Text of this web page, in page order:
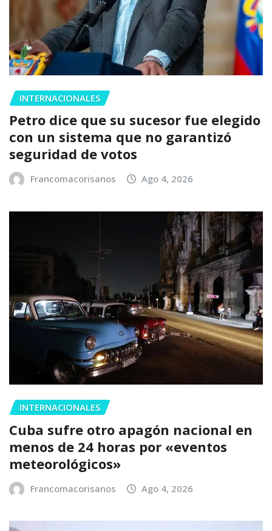
INTERNACIONALES
Petro dice que su sucesor fue elegido
con un sistema que no garantizó
seguridad de votos
Francomacorisanos Ago 4, 2026
INTERNACIONALES
Cuba sufre otro apagón nacional en
menos de 24 horas por «eventos
meteorológicos»
Francomacorisanos Ago 4, 2026